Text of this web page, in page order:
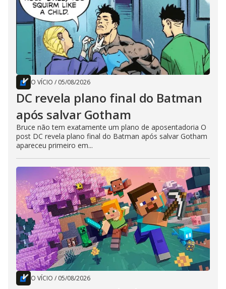
O VÍCIO / 05/08/2026
DC revela plano final do Batman
após salvar Gotham
Bruce não tem exatamente um plano de aposentadoria O
post DC revela plano final do Batman após salvar Gotham
apareceu primeiro em...
O VÍCIO / 05/08/2026